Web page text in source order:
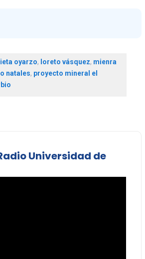
oyarzo, loreto vásquez, mienra
natales, proyecto mineral el
Universidad de